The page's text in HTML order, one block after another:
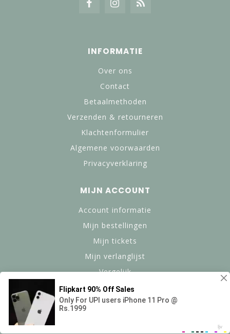
INFORMATIE
Over ons
Contact
Betaalmethoden
Verzenden & retourneren
Klachtenformulier
Algemene voorwaarden
Privacyverklaring
MIJN ACCOUNT
Account informatie
Mijn bestellingen
Mijn tickets
Mijn verlanglijst
Vergelijk
Alle producten